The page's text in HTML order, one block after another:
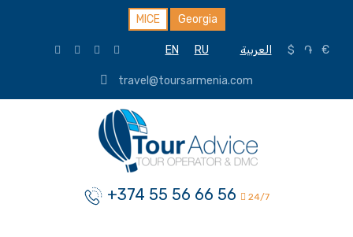
MICE Georgia
EN RU العربية $ ֏ €
travel@toursarmenia.com
+374 55 56 66 56 24/7